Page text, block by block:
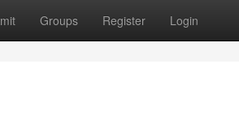
Groups Register Login